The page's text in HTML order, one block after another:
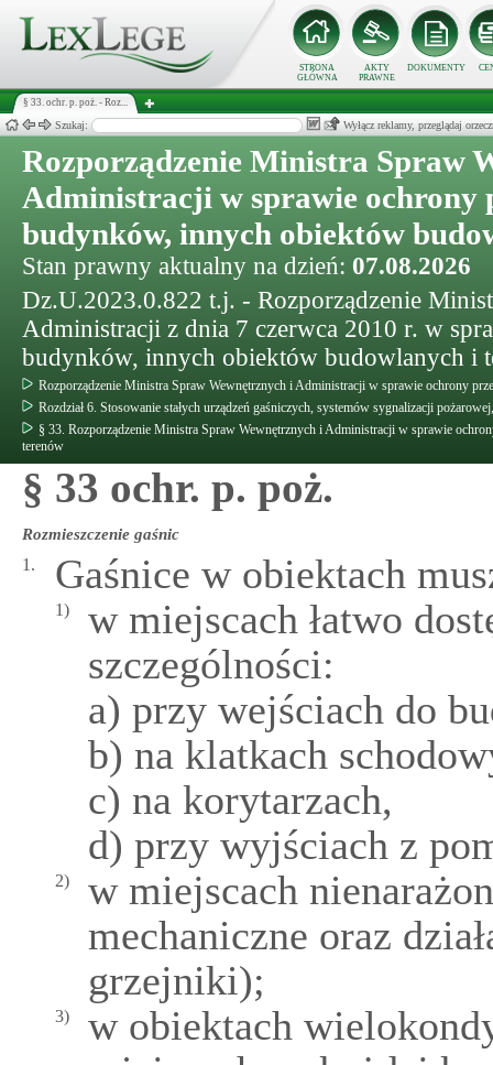
STRONA
GŁÓWNA
AKTY
PRAWNE
DOKUMENTY
§ 33. ochr. p. poż. - Roz...
Szukaj: Wyłącz reklamy, przeglądaj
Rozporządzenie Ministra Spraw
Administracji w sprawie ochrony
budynków, innych obiektów
Stan prawny aktualny na dzień: 07.08.2026
Dz.U.2023.0.822 t.j. - Rozporządzenie
Administracji z dnia 7 czerwca 2010 r. w
budynków, innych obiektów budowlanych i
Rozporządzenie Ministra Spraw Wewnętrznych i Administracji w sprawie ochrony
Rozdział 6. Stosowanie stałych urządzeń gaśniczych, systemów sygnalizacji
§ 33. Rozporządzenie Ministra Spraw Wewnętrznych i Administracji w sprawie
terenów
§ 33 ochr. p. poż.
Rozmieszczenie gaśnic
1. Gaśnice w obiektach
1)
w miejscach łatwo
szczególności:
a) przy wejściach do
b) na klatkach
c) na korytarzach,
d) przy wyjściach z
2)
w miejscach
mechaniczne oraz
grzejniki);
3)
w obiektach